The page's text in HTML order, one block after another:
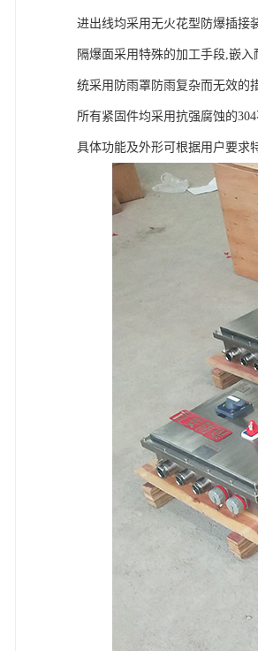
进出线均采用无火花型防爆插接
隔爆面采用特殊的加工手段,嵌
统采用防雨罩防雨复杂而无效的
所有紧固件均采用抗强腐蚀的304
具体功能及外形可根据用户要求